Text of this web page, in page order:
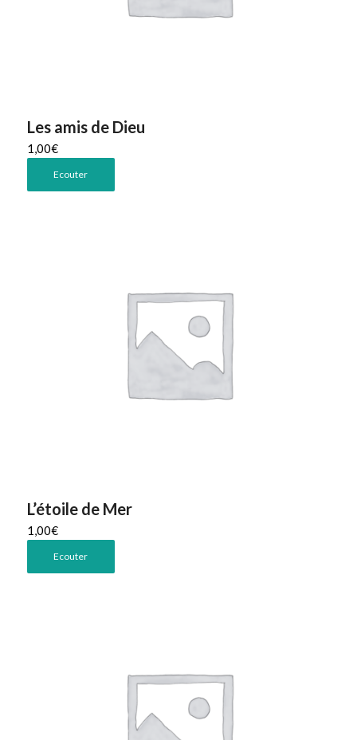
Les amis de Dieu
1,00€
Ecouter
L’étoile de Mer
1,00€
Ecouter